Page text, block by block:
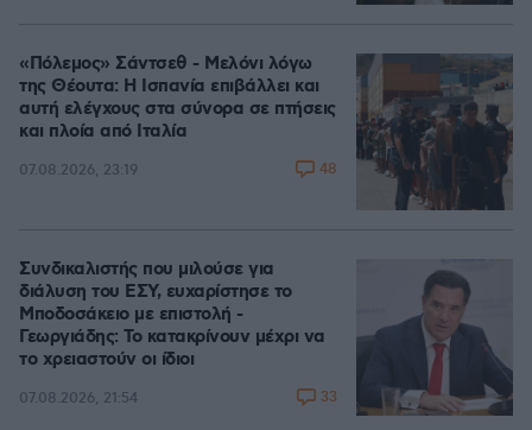
«Πόλεμος» Σάντσεθ - Μελόνι λόγω
της Θέουτα: Η Ισπανία επιβάλλει και
αυτή ελέγχους στα σύνορα σε πτήσεις
και πλοία από Ιταλία
07.08.2026, 23:19 48
Συνδικαλιστής που μιλούσε για
διάλυση του ΕΣΥ, ευχαρίστησε το
Μποδοσάκειο με επιστολή -
Γεωργιάδης: Το κατακρίνουν μέχρι να
το χρειαστούν οι ίδιοι
07.08.2026, 21:54 33